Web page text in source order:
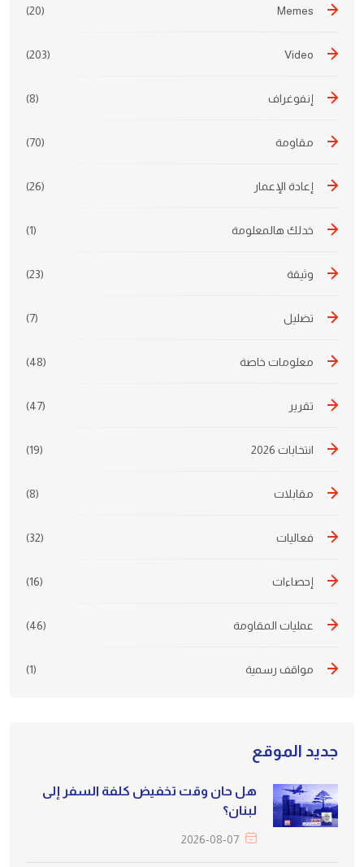
Memes
(20)
Video
(203)
إنفوغراف (8)
مقاومة (70)
إعادة الإعمار (26)
خدلك هالمعلومة (1)
وثيقة (23)
تضليل (7)
معلومات خاصة (48)
تقرير (47)
انتخابات 2026 (19)
مقابلات (8)
فعاليات (32)
إحصاءات (16)
عمليات المقاومة (46)
مواقف رسمية (1)
جديد الموقع
هل حان وقت تخفيض كلفة السفر إلى
لبنان؟
2026-08-07